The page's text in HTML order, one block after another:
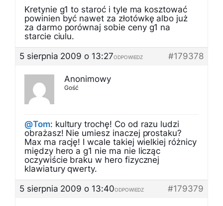
Kretynie g1 to staroć i tyle ma kosztować
powinien być nawet za złotówkę albo już
za darmo porównaj sobie ceny g1 na
starcie ciulu.
5 sierpnia 2009 o 13:27
#179378
ODPOWIEDZ
Anonimowy
Gość
@Tom: kultury trochę! Co od razu ludzi
obrażasz! Nie umiesz inaczej prostaku?
Max ma rację! I wcale takiej wielkiej różnicy
między hero a g1 nie ma nie licząc
oczywiście braku w hero fizycznej
klawiatury qwerty.
5 sierpnia 2009 o 13:40
#179379
ODPOWIEDZ